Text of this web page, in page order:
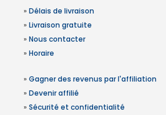
» Délais de livraison
» Livraison gratuite
» Nous contacter
» Horaire
» Gagner des revenus par l'affiliation
» Devenir affilié
» Sécurité et confidentialité